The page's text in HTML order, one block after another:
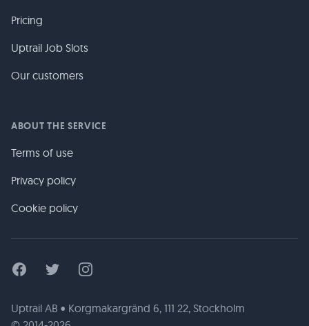
Pricing
Uptrail Job Slots
Our customers
ABOUT THE SERVICE
Terms of use
Privacy policy
Cookie policy
FacebookTwitter Instagram
Uptrail AB • Korgmakargränd 6, 111 22, Stockholm